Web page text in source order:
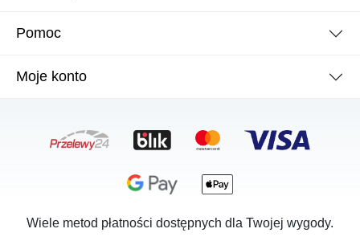
Pomoc
Moje konto
Wiele metod płatności dostępnych dla Twojej wygody.